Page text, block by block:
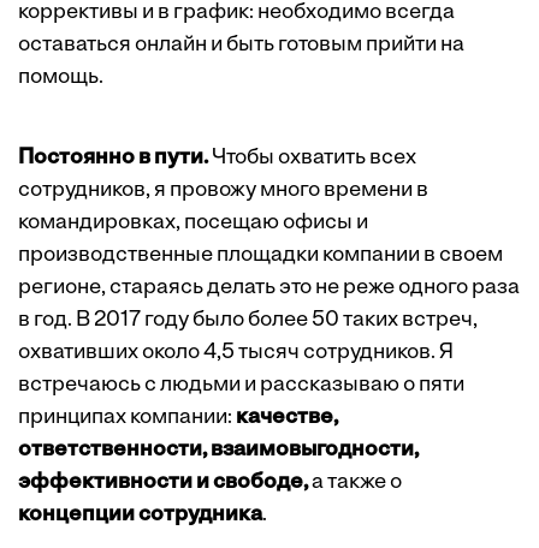
коррективы и в график: необходимо всегда
оставаться онлайн и быть готовым прийти на
помощь.
Постоянно в пути.Чтобы охватить всех
сотрудников, я провожу много времени в
командировках, посещаю офисы и
производственные площадки компании в своем
регионе, стараясь делать это не реже одного раза
в год. В 2017 году было более 50 таких встреч,
охвативших около 4,5 тысяч сотрудников. Я
встречаюсь с людьми и рассказываю о пяти
принципах компании: качестве,
ответственности, взаимовыгодности,
эффективности и свободе,а также о
концепции сотрудника.